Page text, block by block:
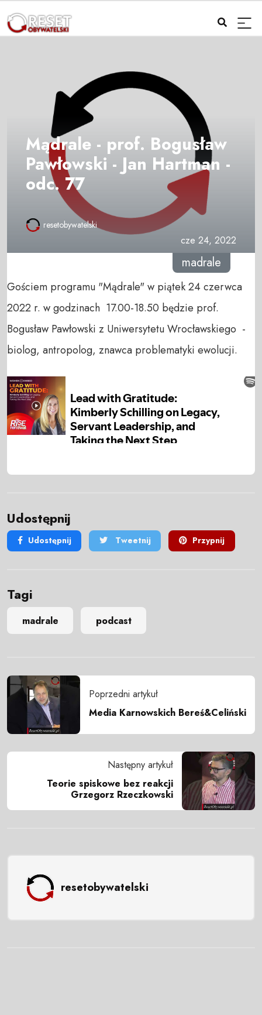
Mądrale - prof. Bogusław
Pawłowski - Jan Hartman -
odc. 77
resetobywatelski
cze 24, 2022
madrale
Gościem programu "Mądrale" w piątek 24 czerwca
2022 r. w godzinach 17.00-18.50 będzie prof.
Bogusław Pawłowski z Uniwersytetu Wrocławskiego -
biolog, antropolog, znawca problematyki ewolucji.
Udostępnij
Udostępnij Tweetnij Przypnij
Tagi
madrale podcast
Poprzedni artykuł
Media Karnowskich Bereś&Celiński
Następny artykuł
Teorie spiskowe bez reakcji
Grzegorz Rzeczkowski
resetobywatelski